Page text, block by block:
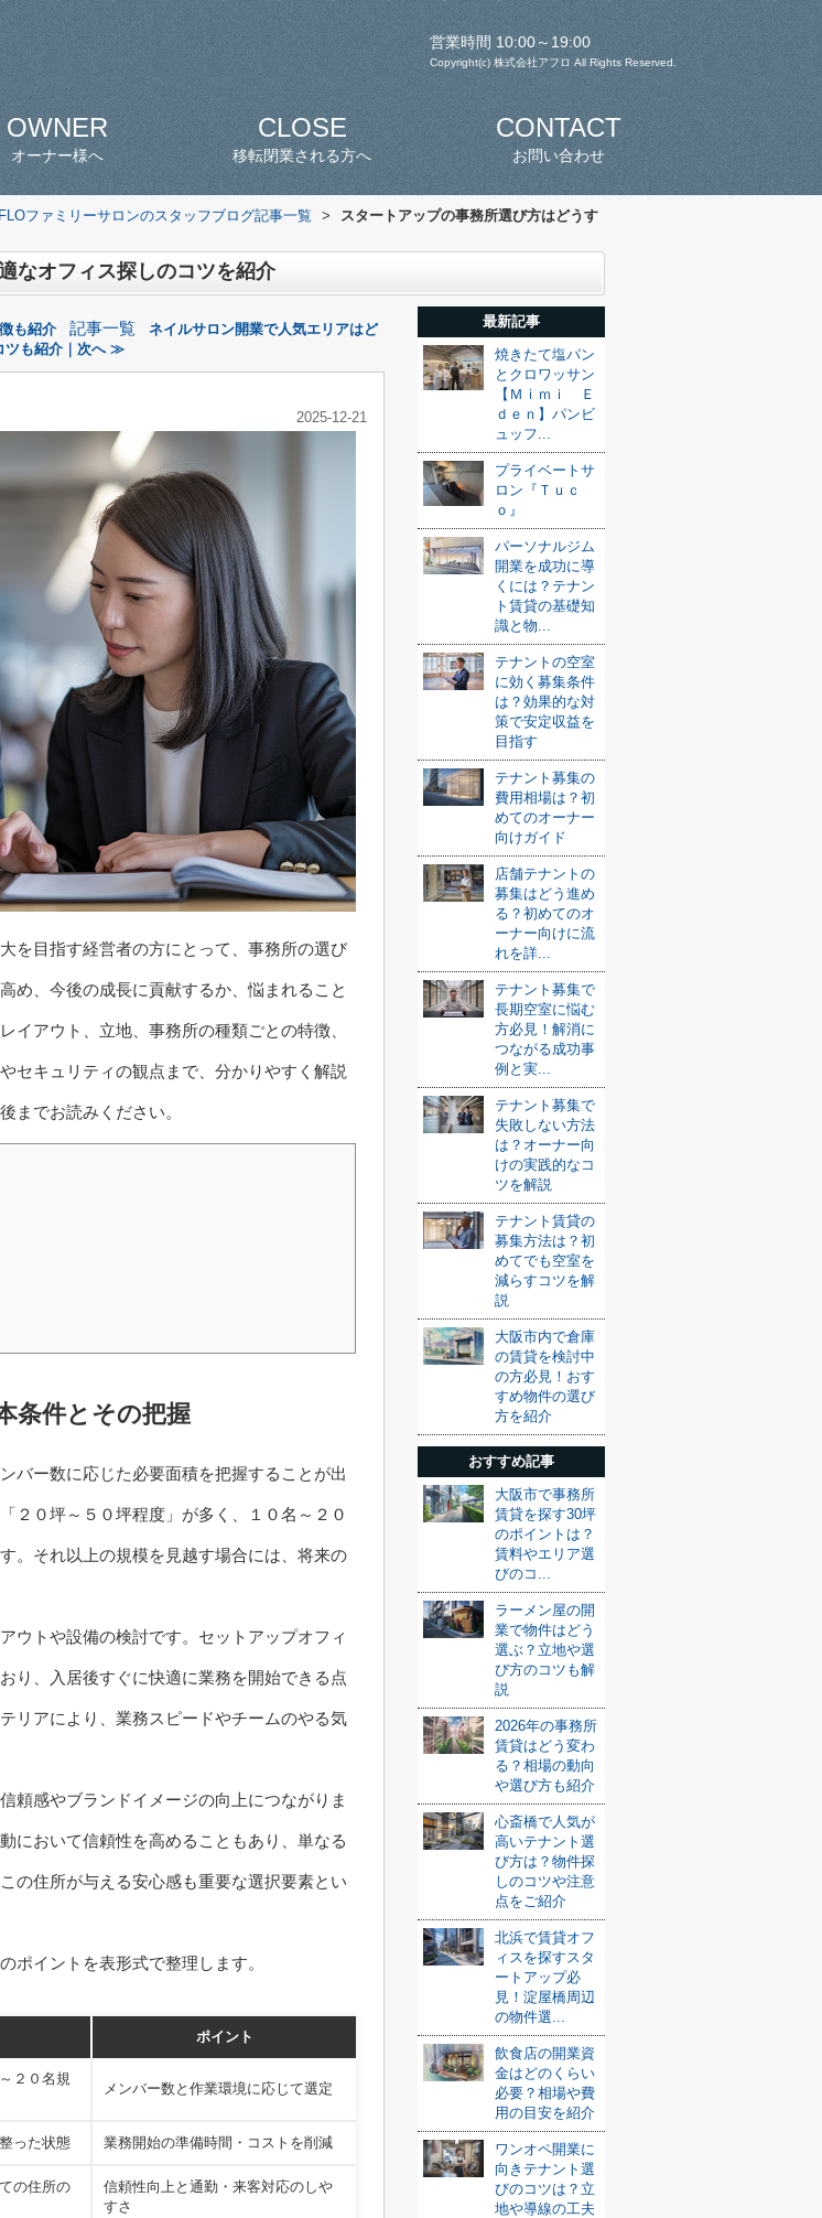
営業時間 10:00～19:00
Copyright(c) 株式会社アフロ All Rights Reserved.
OWNER
オーナー様へ
CLOSE
移転閉業される方へ
CONTACT
お問い合わせ
ファミリーサロンのスタッフブログ記事一覧 >
スタートアップの事務所選び方はどうす
なオフィス探しのコツを紹介
も紹介 記事一覧
ネイルサロン開業で人気エリアはど
ツも紹介｜次へ ≫
2025-12-21
を目指す経営者の方にとって、事務所の選び
め、今後の成長に貢献するか、悩まれること
イアウト、立地、事務所の種類ごとの特徴、
セキュリティの観点まで、分かりやすく解説
までお読みください。
条件とその把握
バー数に応じた必要面積を把握することが出
２０坪～５０坪程度」が多く、１０名～２０
。それ以上の規模を見越す場合には、将来の
ウトや設備の検討です。セットアップオフィ
り、入居後すぐに快適に業務を開始できる点
リアにより、業務スピードやチームのやる気
頼感やブランドイメージの向上につながりま
において信頼性を高めることもあり、単なる
の住所が与える安心感も重要な選択要素とい
ポイントを表形式で整理します。
ポイント
２０名規
メンバー数と作業環境に応じて選定
った状態 業務開始の準備時間・コストを削減
の住所の
信頼性向上と通勤・来客対応のしや
すさ
最新記事
焼きたて塩パン
とクロワッサン
【Ｍｉｍｉ Ｅ
ｄｅｎ】パンビ
ュッフ...
プライベートサ
ロン『Ｔｕｃ
ｏ』
パーソナルジム
開業を成功に導
くには？テナン
ト賃貸の基礎知
識と物...
テナントの空室
に効く募集条件
は？効果的な対
策で安定収益を
目指す
テナント募集の
費用相場は？初
めてのオーナー
向けガイド
店舗テナントの
募集はどう進め
る？初めてのオ
ーナー向けに流
れを詳...
テナント募集で
長期空室に悩む
方必見！解消に
つながる成功事
例と実...
テナント募集で
失敗しない方法
は？オーナー向
けの実践的なコ
ツを解説
テナント賃貸の
募集方法は？初
めてでも空室を
減らすコツを解
説
大阪市内で倉庫
の賃貸を検討中
の方必見！おす
すめ物件の選び
方を紹介
おすすめ記事
大阪市で事務所
賃貸を探す30坪
のポイントは？
賃料やエリア選
びのコ...
ラーメン屋の開
業で物件はどう
選ぶ？立地や選
び方のコツも解
説
2026年の事務所
賃貸はどう変わ
る？相場の動向
や選び方も紹介
心斎橋で人気が
高いテナント選
び方は？物件探
しのコツや注意
点をご紹介
北浜で賃貸オフ
ィスを探すスタ
ートアップ必
見！淀屋橋周辺
の物件選...
飲食店の開業資
金はどのくらい
必要？相場や費
用の目安を紹介
ワンオペ開業に
向きテナント選
びのコツは？立
地や導線の工夫